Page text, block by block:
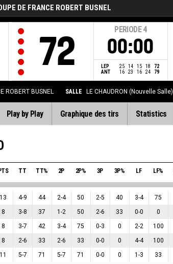
DE FRANCE ROBERT BUSNEL
72
PERIODE 4
00:00
LEP 25 14 15 18
72
ANT
16 23 16 24 79
ROBERT BUSNEL SALLE LE CHAUDRON (Nouvelle Salle)
Play by Play Graphique des tirs Statistics
TT TT% 2P 2P% 3P 3P% LF LF%
13 4-9 44 2-4 50 2-5 40 3-4 75
8 3-8 37 1 -2 50 2-6 33 0-0 0
8 3-7 42 3-4 75 0-3 0 2-2 100
8 2-6 33 2-6 33 0-0 0 4-4 100
11 5-7 71 5-7 71 0-0 0 1 -3 33